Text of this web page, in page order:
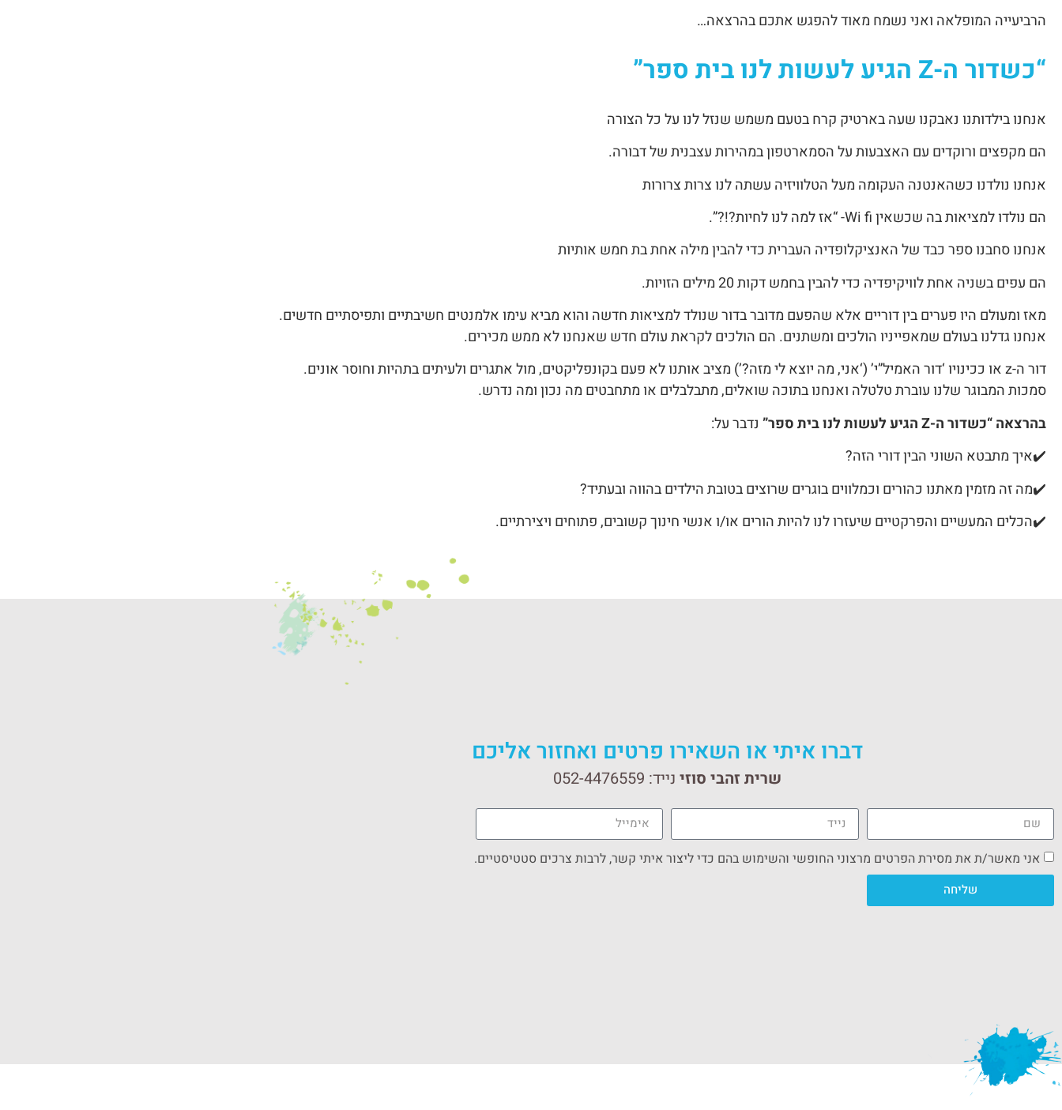
הרביעייה המופלאה ואני נשמח מאוד להפגש אתכם בהרצאה…
“כשדור ה-Z הגיע לעשות לנו בית ספר”
אנחנו בילדותנו נאבקנו שעה בארטיק קרח בטעם משמש שנזל לנו על כל הצורה
הם מקפצים ורוקדים עם האצבעות על הסמארטפון במהירות עצבנית של דבורה.
אנחנו נולדנו כשהאנטנה העקומה מעל הטלוויזיה עשתה לנו צרות צרורות
הם נולדו למציאות בה שכשאין Wi fi- “אז למה לנו לחיות?!?”.
אנחנו סחבנו ספר כבד של האנציקלופדיה העברית כדי להבין מילה אחת בת חמש אותיות
הם עפים בשניה אחת לוויקיפדיה כדי להבין בחמש דקות 20 מילים הזויות.
מאז ומעולם היו פערים בין דוריים אלא שהפעם מדובר בדור שנולד למציאות חדשה והוא מביא עימו אלמנטים חשיבתיים ותפיסתיים חדשים.
אנחנו גדלנו בעולם שמאפייניו הולכים ומשתנים. הם הולכים לקראת עולם חדש שאנחנו לא ממש מכירים.
דור ה-z או ככינויו ‘דור האמיל”י’ (‘אני, מה יוצא לי מזה?’) מציב אותנו לא פעם בקונפליקטים, מול אתגרים ולעיתים בתהיות וחוסר אונים.
סמכות המבוגר שלנו עוברת טלטלה ואנחנו בתוכה שואלים, מתבלבלים או מתחבטים מה נכון ומה נדרש.
בהרצאה “כשדור ה-Z הגיע לעשות לנו בית ספר”
נדבר על:
✔️איך מתבטא השוני הבין דורי הזה?
✔️מה זה מזמין מאתנו כהורים וכמלווים בוגרים שרוצים בטובת הילדים בהווה ובעתיד?
✔️הכלים המעשיים והפרקטיים שיעזרו לנו להיות הורים או/ו אנשי חינוך קשובים, פתוחים ויצירתיים.
דברו איתי או השאירו פרטים ואחזור אליכם
שרית זהבי סוזי נייד: 052-4476559
אני מאשר/ת את מסירת הפרטים מרצוני החופשי והשימוש בהם כדי ליצור איתי קשר, לרבות צרכים סטטיסטיים.
שליחה